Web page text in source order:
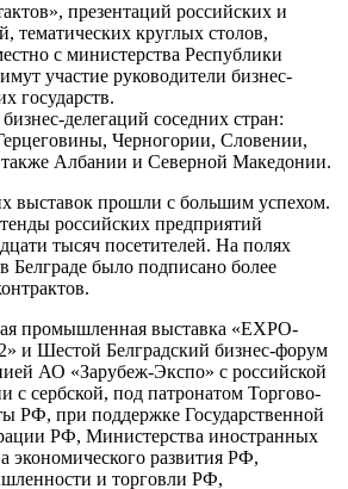
презентаций российских и
тематических круглых столов,
с министерства Республики
участие руководители бизнес-
государств.
делегаций соседних стран:
Черногории, Словении,
Албании и Северной Македонии.
выставок прошли с большим успехом.
российских предприятий
тысяч посетителей. На полях
Белграде было подписано более
промышленная выставка «EXPO-
и Шестой Белградский бизнес-форум
АО «Зарубеж-Экспо» с российской
с сербской, под патронатом Торгово-
РФ, при поддержке Государственной
РФ, Министерства иностранных
экономического развития РФ,
и торговли РФ,